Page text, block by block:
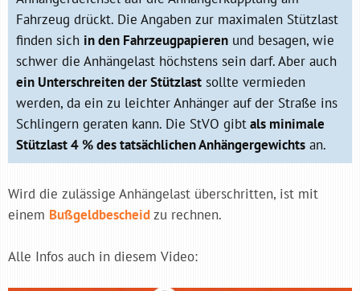
Fahrzeug drückt. Die Angaben zur maximalen Stützlast
finden sich in den Fahrzeugpapieren und besagen, wie
schwer die Anhängelast höchstens sein darf. Aber auch
ein Unterschreiten der Stützlast sollte vermieden
werden, da ein zu leichter Anhänger auf der Straße ins
Schlingern geraten kann. Die StVO gibtals minimale
Stützlast 4 % des tatsächlichen Anhängergewichts an.
Wird die zulässige Anhängelast überschritten, ist mit
einem Bußgeldbescheidzu rechnen.
Alle Infos auch in diesem Video: